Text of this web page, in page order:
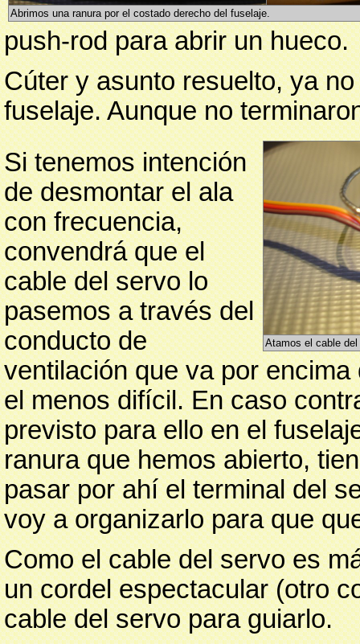
Abrimos una ranura por el costado derecho del fuselaje.
push-rod para abrir un hueco.
Cúter y asunto resuelto, ya
fuselaje. Aunque no
Atamos el cable
Si tenemos intención
de desmontar el ala
con frecuencia,
convendrá que el
cable del servo lo
pasemos a través del
conducto de
ventilación que va por
el menos difícil. En caso
previsto para ello en el
ranura que hemos abierto,
pasar por ahí el terminal del
voy a organizarlo para que
Como el cable del servo es
un cordel espectacular (otro
cable del servo para guiarlo.